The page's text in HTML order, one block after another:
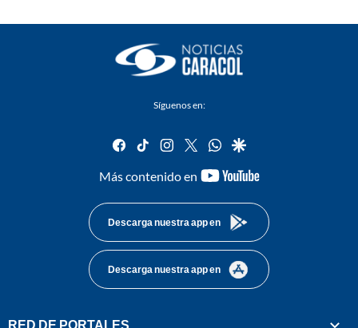
Síguenos en:
facebook
tiktok instagram
twitterwhatsapp
google
Más contenido en
youtube-
Descarga nuestra app en
Descarga nuestra app en
RED DE PORTALES